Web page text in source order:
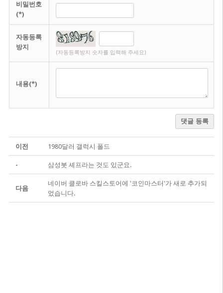
비밀번호
(*)
자동등록
방지
(자동등록방지 숫자를 입력해 주세요)
내용(*)
댓글 등록
이전 1980달러 갤럭시 폴드
- 삼성봇 셰프라는 것도 있군요.
다음
네이버 클로바 스킬스토어에 '코인마스터'가 새로 추가되
었습니다.